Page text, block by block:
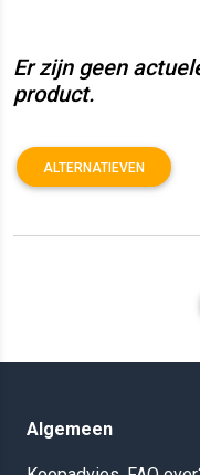
Er zijn geen
product.
ALTERNATIEVEN
Algemeen